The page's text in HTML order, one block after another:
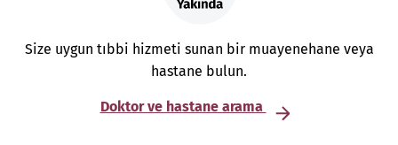
Size uygun tıbbi hizmeti sunan bir muayenehane veya
hastane bulun.
Doktor ve hastane arama